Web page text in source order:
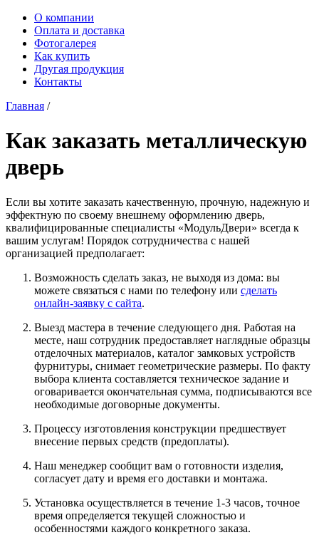
О компании
Оплата и доставка
Фотогалерея
Как купить
Другая продукция
Контакты
Главная /
Как заказать металличеcкую
дверь
Если вы хотите заказать качественную, прочную, надежную и
эффектную по своему внешнему оформлению дверь,
квалифицированные специалисты «МодульДвери» всегда к
вашим услугам! Порядок сотрудничества с нашей
организацией предполагает:
Возможность сделать заказ, не выходя из дома: вы
можете связаться с нами по телефону или сделать
онлайн-заявку с сайта.
Выезд мастера в течение следующего дня. Работая на
месте, наш сотрудник предоставляет наглядные образцы
отделочных материалов, каталог замковых устройств
фурнитуры, снимает геометрические размеры. По факту
выбора клиента составляется техническое задание и
оговаривается окончательная сумма, подписываются все
необходимые договорные документы.
Процессу изготовления конструкции предшествует
внесение первых средств (предоплаты).
Наш менеджер сообщит вам о готовности изделия,
согласует дату и время его доставки и монтажа.
Установка осуществляется в течение 1-3 часов, точное
время определяется текущей сложностью и
особенностями каждого конкретного заказа.